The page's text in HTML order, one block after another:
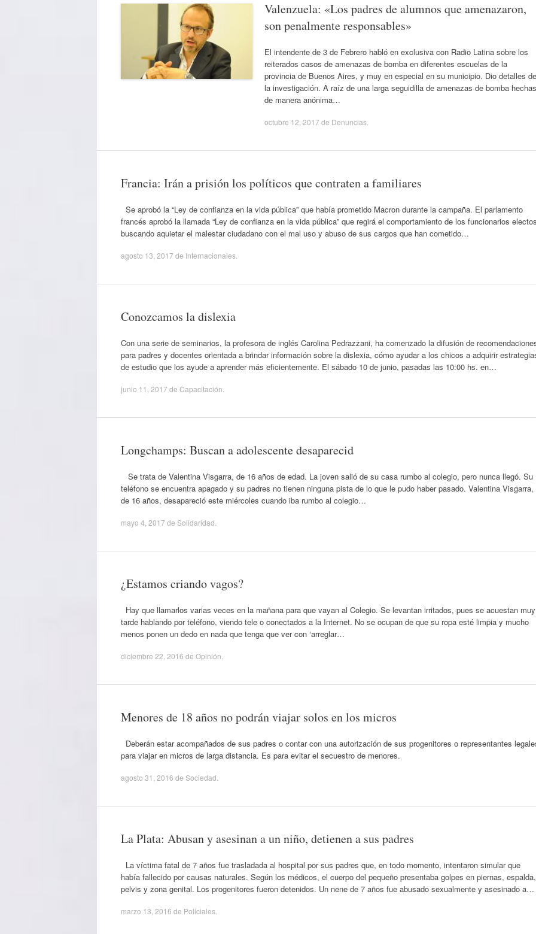
Valenzuela: «Los padres de alumnos que amenazaron,
son penalmente responsables»
El intendente de 3 de Febrero habló en exclusiva con Radio Latina sobre los
reiterados casos de amenazas de bomba en diferentes escuelas de la
provincia de Buenos Aires, y muy en especial en su municipio. Dio detalles de
la investigación. A raíz de una larga seguidilla de amenazas de bomba hechas
de manera anónima…
octubre 12, 2017 de Denuncias
Francia: Irán a prisión los políticos que contraten a familiares
Se aprobó la “Ley de confianza en la vida pública” que había prometido Macron durante la campaña. El parlamento
francés aprobó la llamada “Ley de confianza en la vida pública” que regirá el comportamiento de los funcionarios
buscando aquietar el malestar ciudadano con el mal uso y abuso de sus cargos que han cometido…
agosto 13, 2017 de Internacionales
Conozcamos la dislexia
Con una serie de seminarios, la profesora de inglés Carolina Pedrazzani, ha comenzado la difusión de
para padres y docentes orientada a brindar información sobre la dislexia, cómo ayudar a los chicos a adquirir
de estudio que los ayude a aprender más eficientemente. El sábado 10 de junio, pasadas las 10:00 hs. en…
junio 11, 2017 de Capacitación
Longchamps: Buscan a adolescente desaparecid
Se trata de Valentina Visgarra, de 16 años de edad. La joven salió de su casa rumbo al colegio, pero nunca llegó. Su
teléfono se encuentra apagado y su padres no tienen ninguna pista de lo que le pudo haber pasado. Valentina Visgarra,
de 16 años, desapareció este miércoles cuando iba rumbo al colegio…
mayo 4, 2017 de Solidaridad
¿Estamos criando vagos?
Hay que llamarlos varias veces en la mañana para que vayan al Colegio. Se levantan irritados, pues se acuestan muy
tarde hablando por teléfono, viendo tele o conectados a la Internet. No se ocupan de que su ropa esté limpia y mucho
menos ponen un dedo en nada que tenga que ver con ‘arreglar…
diciembre 22, 2016 de Opinión
Menores de 18 años no podrán viajar solos en los micros
Deberán estar acompañados de sus padres o contar con una autorización de sus progenitores o representantes
para viajar en micros de larga distancia. Es para evitar el secuestro de menores.
agosto 31, 2016 de Sociedad
La Plata: Abusan y asesinan a un niño, detienen a sus padres
La víctima fatal de 7 años fue trasladada al hospital por sus padres que, en todo momento, intentaron simular que
había fallecido por causas naturales. Según los médicos, el cuerpo del pequeño presentaba golpes en piernas, espalda,
pelvis y zona genital. Los progenitores fueron detenidos. Un nene de 7 años fue abusado sexualmente y asesinado a…
marzo 13, 2016 de Policiales